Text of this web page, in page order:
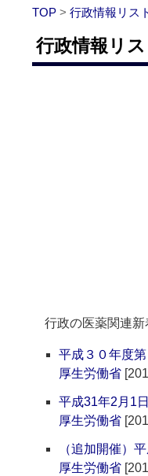
TOP > 行政情報リス
行政情報リ
行政の医薬関連新
平成３０年度
厚生労働省
平成31年2月1
厚生労働省
（追加開催）
厚生労働省